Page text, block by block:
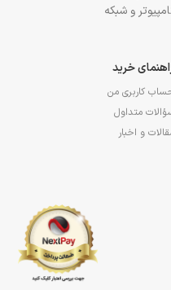
و شبکه
خرید
کاربری من
متداول
و اخبار